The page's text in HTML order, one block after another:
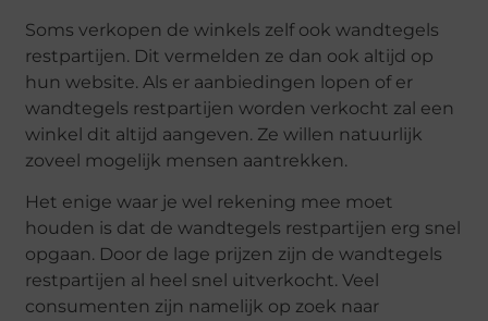
Soms verkopen de winkels zelf ook wandtegels
restpartijen. Dit vermelden ze dan ook altijd op
hun website. Als er aanbiedingen lopen of er
wandtegels restpartijen worden verkocht zal een
winkel dit altijd aangeven. Ze willen natuurlijk
zoveel mogelijk mensen aantrekken.
Het enige waar je wel rekening mee moet
houden is dat de wandtegels restpartijen erg snel
opgaan. Door de lage prijzen zijn de wandtegels
restpartijen al heel snel uitverkocht. Veel
consumenten zijn namelijk op zoek naar